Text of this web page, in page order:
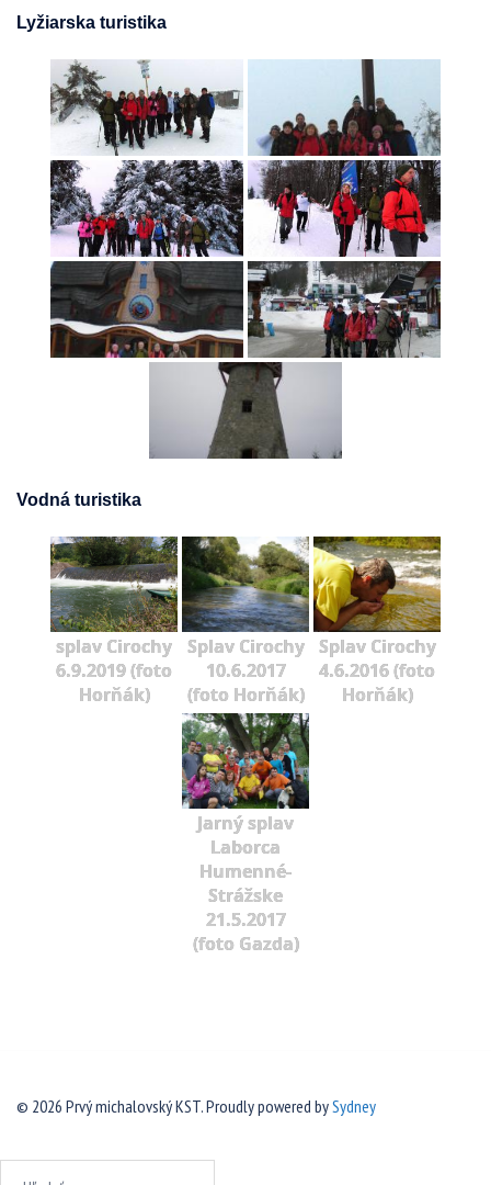
Lyžiarska turistika
Vodná turistika
splav Cirochy
6.9.2019 (foto
Horňák)
Splav Cirochy
10.6.2017
(foto Horňák)
Splav Cirochy
4.6.2016 (foto
Horňák)
Jarný splav
Laborca
Humenné-
Strážske
21.5.2017
(foto Gazda)
© 2026 Prvý michalovský KST. Proudly powered bySydney